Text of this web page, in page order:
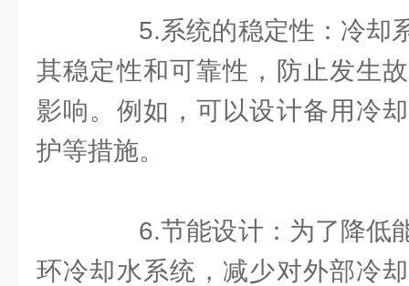
5.系统的稳定性：冷却
其稳定性和可靠性，防止发生
影响。例如，可以设计备用冷
护等措施。
6.节能设计：为了降低
环冷却水系统，减少对外部冷